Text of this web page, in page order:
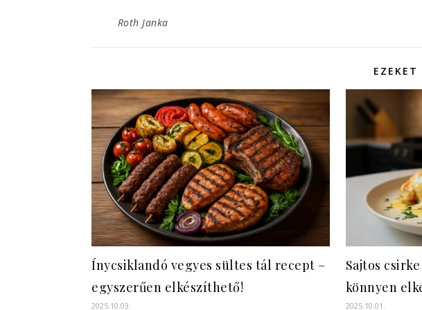
Roth Janka
EZEKET
Ínycsiklandó vegyes sültes tál recept –
egyszerűen elkészíthető!
2025.10.03.
Sajtos
könnyen
2025.10.01.